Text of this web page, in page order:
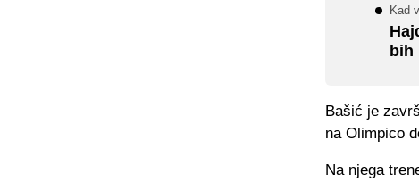
Kad
bih
Bašić je
na Olimpico
Na njega